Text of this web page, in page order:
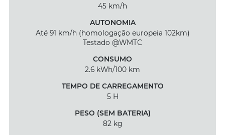
45 km/h
AUTONOMIA
Até 91 km/h (homologação europeia 102km)
Testado @WMTC
CONSUMO
2.6 kWh/100 km
TEMPO DE CARREGAMENTO
5 H
PESO (SEM BATERIA)
82 kg